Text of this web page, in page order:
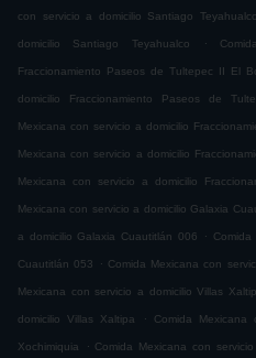
con servicio a domicilio Santiago
domicilio Santiago Teyahualco .
Fraccionamiento Paseos de Tultepec II El
domicilio Fraccionamiento Paseos de
Mexicana con servicio a domicilio
Mexicana con servicio a domicilio
Mexicana con servicio a domicilio
Mexicana con servicio a domicilio Galaxia
a domicilio Galaxia Cuautitlán 006 .
Cuautitlán 053 . Comida Mexicana con
Mexicana con servicio a domicilio Villas
domicilio Villas Xaltipa . Comida Mexicana
Xochimiquia . Comida Mexicana con